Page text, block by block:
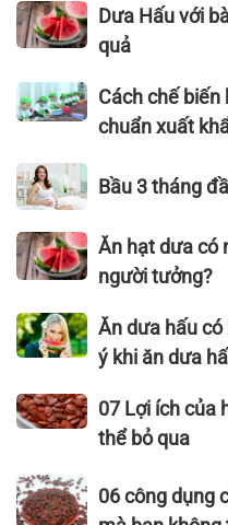
như
thế
Hạt
bí
ngon,
giá
chất
lượng
thể
bỏ
Dưa
Hấu
bài
thuốc
công
dụng
quả
Dưa Hấu với
quả
Cách
chế
hạt
dưa
ngon
đạt
chuẩn
xuất
–
Hạt
Thái
Sơn
Cách chế
chuẩn xuất
Bầu
3
tháng
đầu
ăn
dưa
được
Bầu 3 tháng
Ăn
hạt
có
nguy
bị
ung
như
nhiều
Ăn hạt dưa có
người tưởng?
Ăn
dưa
có
bị
mụn
không?
Ăn dưa hấu
ý khi ăn dưa
07
Lợi
của
hạt
07 Lợi ích của
thể bỏ qua
06
công
06 công dụng